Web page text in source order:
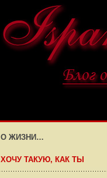
О ЖИЗНИ…
ХОЧУ ТАКУЮ, КАК ТЫ